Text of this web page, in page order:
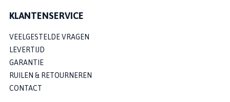
KLANTENSERVICE
VEELGESTELDE VRAGEN
LEVERTIJD
GARANTIE
RUILEN & RETOURNEREN
CONTACT